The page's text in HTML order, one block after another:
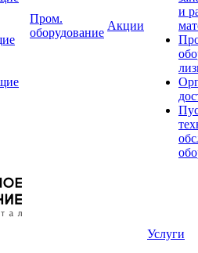
Пром.
оборудование
Акции
и
Услуги